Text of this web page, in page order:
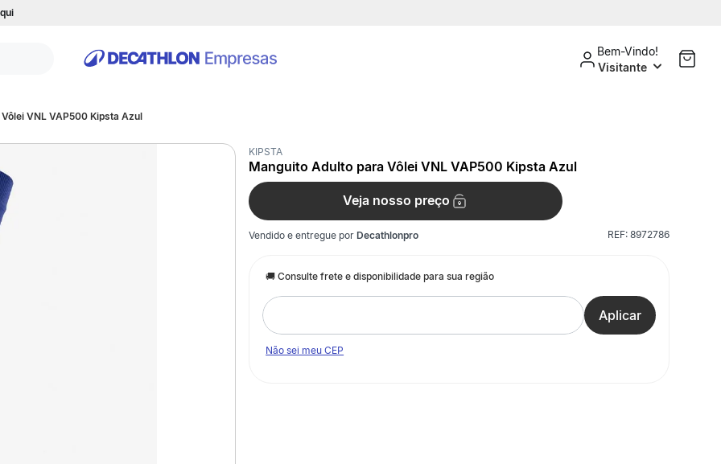
Bem-Vindo!
Visitante
VNL VAP500 Kipsta Azul
KIPSTA
Manguito Adulto para Vôlei VNL VAP500 Kipsta Azul
Veja nosso preço
Vendido e entregue porDecathlonpro REF: 8972786
Não sei meu CEP